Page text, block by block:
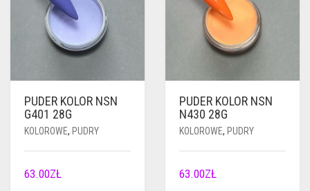
PUDER KOLOR NSN
G401 28G
KOLOROWE, PUDRY
63.00ZŁ
PUDER KOLOR NSN
N430 28G
KOLOROWE, PUDRY
63.00ZŁ